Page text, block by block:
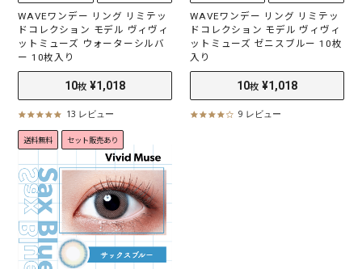
10枚¥1,018 10枚¥1,018
WAVEワンデー リング リミテッ
ドコレクション モデル ヴィヴィ
ットミューズ ウォーターシルバ
ー 10枚入り
.
t
a
r
a
t
i
n
13 レビュー
WAVEワンデー リング リミテッ
ドコレクション モデル ヴィヴィ
ットミューズ ゼニスブルー 10枚
入り
49 レビュー
送料無料 セット販売あり